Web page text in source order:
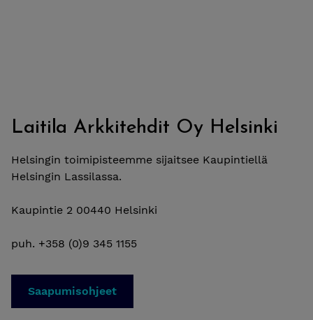
Laitila Arkkitehdit Oy Helsinki
Helsingin toimipisteemme sijaitsee Kaupintiellä
Helsingin Lassilassa.
Kaupintie 2 00440 Helsinki
puh. +358 (0)9 345 1155
Saapumisohjeet